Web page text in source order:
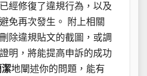
經修復了違規行為，以及
免再次發生。 附上相關
除違規貼文的截圖，或調
明，將能提高申訴的成功
潔地闡述你的問題，能有